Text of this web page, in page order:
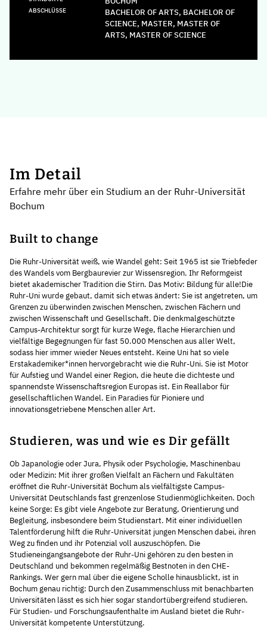
ABSCHLÜSSE
BACHELOR OF ARTS, BACHELOR OF
SCIENCE, MASTER, MASTER OF
ARTS, MASTER OF SCIENCE
Im Detail
Erfahre mehr über ein Studium an der Ruhr-Universität
Bochum
Built to change
Die Ruhr-Universität weiß, wie Wandel geht: Seit 1965 ist sie Triebfeder
des Wandels vom Bergbaurevier zur Wissensregion. Ihr Reformgeist
bietet akademischer Tradition die Stirn. Das Motiv: Bildung für alle!Die
Ruhr-Uni wurde gebaut, damit sich etwas ändert: Sie ist angetreten, um
Grenzen zu überwinden zwischen Menschen, zwischen Fächern und
zwischen Wissenschaft und Gesellschaft. Die denkmalgeschützte
Campus-Architektur sorgt für kurze Wege, flache Hierarchien und
vielfältige Begegnungen für fast 50.000 Menschen aus aller Welt,
sodass hier immer wieder Neues entsteht. Keine Uni hat so viele
Erstakademiker*innen hervorgebracht wie die Ruhr-Uni. Sie ist Motor
für Aufstieg und Wandel einer Region, die heute die dichteste und
spannendste Wissenschaftsregion Europas ist. Ein Reallabor für
gesellschaftlichen Wandel. Ein Paradies für Pioniere und
innovationsgetriebene Menschen aller Art.
Studieren, was und wie es Dir gefällt
Ob Japanologie oder Jura, Physik oder Psychologie, Maschinenbau
oder Medizin: Mit ihrer großen Vielfalt an Fächern und Fakultäten
eröffnet die Ruhr-Universität Bochum als vielfältigste Campus-
Universität Deutschlands fast grenzenlose Studienmöglichkeiten. Doch
keine Sorge: Es gibt viele Angebote zur Beratung, Orientierung und
Begleitung, insbesondere beim Studienstart. Mit einer individuellen
Talentförderung hilft die Ruhr-Universität jungen Menschen dabei, ihren
Weg zu finden und ihr Potenzial voll auszuschöpfen. Die
Studieneingangsangebote der Ruhr-Uni gehören zu den besten in
Deutschland und bekommen regelmäßig Bestnoten in den CHE-
Rankings. Wer gern mal über die eigene Scholle hinausblickt, ist in
Bochum genau richtig: Durch den Zusammenschluss mit benachbarten
Universitäten lässt es sich hier sogar standortübergreifend studieren.
Für Studien- und Forschungsaufenthalte im Ausland bietet die Ruhr-
Universität kompetente Unterstützung.